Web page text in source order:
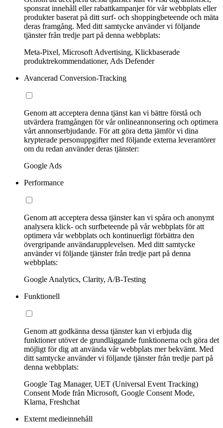
sponsrat innehåll eller rabattkampanjer för vår webbplats eller
produkter baserat på ditt surf- och shoppingbeteende och mäta
deras framgång. Med ditt samtycke använder vi följande
tjänster från tredje part på denna webbplats:
Meta-Pixel, Microsoft Advertising, Klickbaserade
produktrekommendationer, Ads Defender
Avancerad Conversion-Tracking
Genom att acceptera denna tjänst kan vi bättre förstå och
utvärdera framgången för vår onlineannonsering och optimera
vårt annonserbjudande. För att göra detta jämför vi dina
krypterade personuppgifter med följande externa leverantörer
om du redan använder deras tjänster:
Google Ads
Performance
Genom att acceptera dessa tjänster kan vi spåra och anonymt
analysera klick- och surfbeteende på vår webbplats för att
optimera vår webbplats och kontinuerligt förbättra den
övergripande användarupplevelsen. Med ditt samtycke
använder vi följande tjänster från tredje part på denna
webbplats:
Google Analytics, Clarity, A/B-Testing
Funktionell
Genom att godkänna dessa tjänster kan vi erbjuda dig
funktioner utöver de grundläggande funktionerna och göra det
möjligt för dig att använda vår webbplats mer bekvämt. Med
ditt samtycke använder vi följande tjänster från tredje part på
denna webbplats:
Google Tag Manager, UET (Universal Event Tracking)
Consent Mode från Microsoft, Google Consent Mode,
Klarna, Freshchat
Externt medieinnehåll